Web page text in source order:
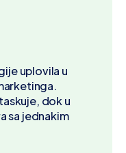
uplovila u
dok u
sa jednakim